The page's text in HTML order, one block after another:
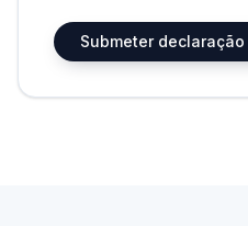
Submeter